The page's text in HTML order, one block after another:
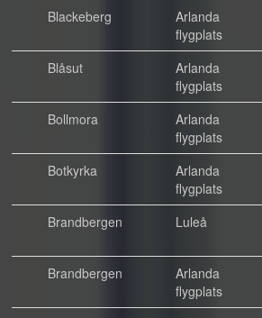
Blackeberg
Arlanda
flygplats
Blåsut
Arlanda
flygplats
Bollmora
Arlanda
flygplats
Botkyrka
Arlanda
flygplats
Brandbergen
Luleå
Brandbergen
Arlanda
flygplats